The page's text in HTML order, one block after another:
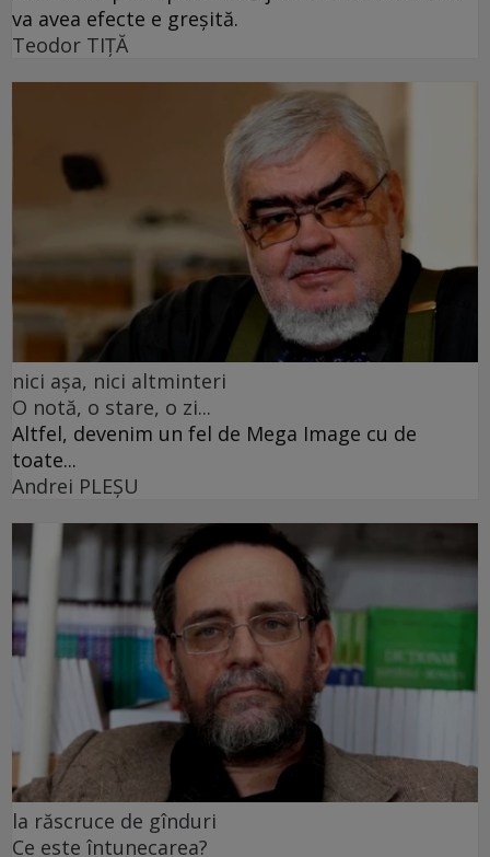
va avea efecte e greșită.
Teodor TIŢĂ
nici așa, nici altminteri
O notă, o stare, o zi...
Altfel, devenim un fel de Mega Image cu de
toate...
Andrei PLEŞU
la răscruce de gînduri
Ce este întunecarea?